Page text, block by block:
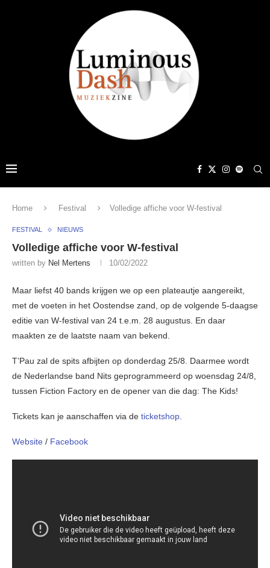
Home Festival Volledige affiche voor W-festival
FESTIVAL NIEUWS
Volledige affiche voor W-festival
written by Nel Mertens 10/02/2022
Maar liefst 40 bands krijgen we op een plateautje aangereikt,
met de voeten in het Oostendse zand, op de volgende 5-daagse
editie van W-festival van 24 t.e.m. 28 augustus. En daar
maakten ze de laatste naam van bekend.
T’Pau zal de spits afbijten op donderdag 25/8. Daarmee wordt
de Nederlandse band Nits geprogrammeerd op woensdag 24/8,
tussen Fiction Factory en de opener van die dag: The Kids!
Tickets kan je aanschaffen via de ticketshop.
Website / Facebook